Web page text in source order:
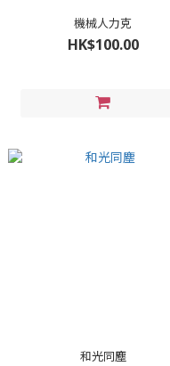
機械人力克
HK$100.00
和光同塵